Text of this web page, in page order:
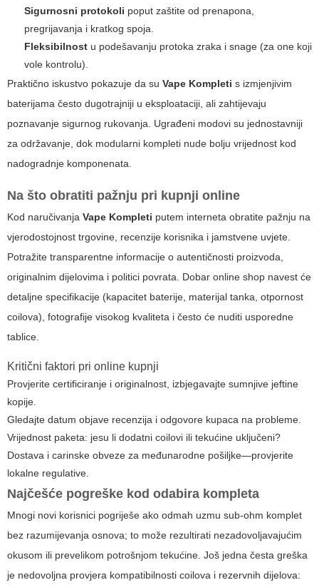
Sigurnosni protokoli poput zaštite od prenapona,
pregrijavanja i kratkog spoja.
Fleksibilnost u podešavanju protoka zraka i snage (za one koji
vole kontrolu).
Praktično iskustvo pokazuje da su Vape Kompleti s izmjenjivim
baterijama često dugotrajniji u eksploataciji, ali zahtijevaju
poznavanje sigurnog rukovanja. Ugrađeni modovi su jednostavniji
za održavanje, dok modularni kompleti nude bolju vrijednost kod
nadogradnje komponenata.
Na što obratiti pažnju pri kupnji online
Kod naručivanja Vape Kompleti putem interneta obratite pažnju na
vjerodostojnost trgovine, recenzije korisnika i jamstvene uvjete.
Potražite transparentne informacije o autentičnosti proizvoda,
originalnim dijelovima i politici povrata. Dobar online shop navest će
detaljne specifikacije (kapacitet baterije, materijal tanka, otpornost
coilova), fotografije visokog kvaliteta i često će nuditi usporedne
tablice.
Kritični faktori pri online kupnji
Provjerite certificiranje i originalnost, izbjegavajte sumnjive jeftine
kopije.
Gledajte datum objave recenzija i odgovore kupaca na probleme.
Vrijednost paketa: jesu li dodatni coilovi ili tekućine uključeni?
Dostava i carinske obveze za međunarodne pošiljke—provjerite
lokalne regulative.
Najčešće pogreške kod odabira kompleta
Mnogi novi korisnici pogriješe ako odmah uzmu sub-ohm komplet
bez razumijevanja osnova; to može rezultirati nezadovoljavajućim
okusom ili prevelikom potrošnjom tekućine. Još jedna česta greška
je nedovoljna provjera kompatibilnosti coilova i rezervnih dijelova: